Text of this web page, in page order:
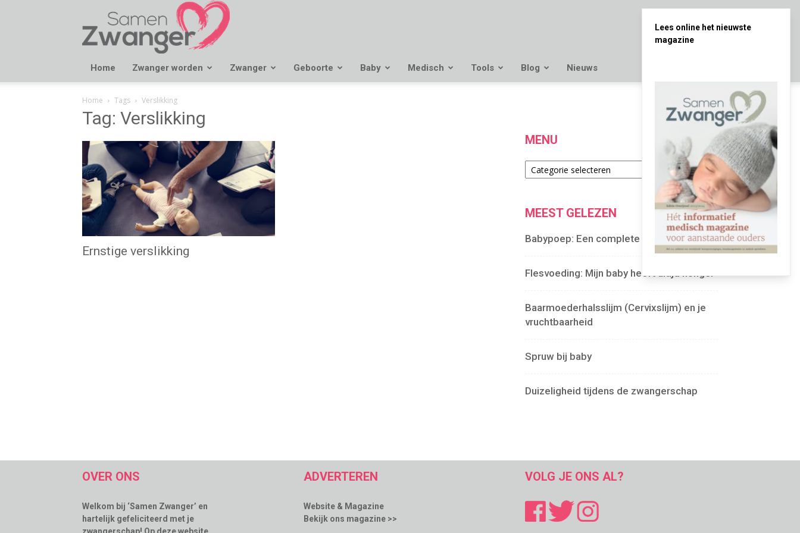
Samen
Zwanger
Home Zwanger worden Zwanger Geboorte Baby Medisch Tools Blog Nieuws
Home Tags Verslikking
Tag: Verslikking
Ernstige verslikking
MENU
Menu
MEEST GELEZEN
Babypoep: Een complete gids
Flesvoeding: Mijn baby heeft altijd honger
Baarmoederhalsslijm (Cervixslijm) en je
vruchtbaarheid
Spruw bij baby
Duizeligheid tijdens de zwangerschap
OVER ONS
Welkom bij ‘Samen Zwanger’ en
hartelijk gefeliciteerd met je
ADVERTEREN
Website & Magazine
Bekijk ons magazine >>
VOLG JE ONS AL?
Lees online het nieuwste
magazine